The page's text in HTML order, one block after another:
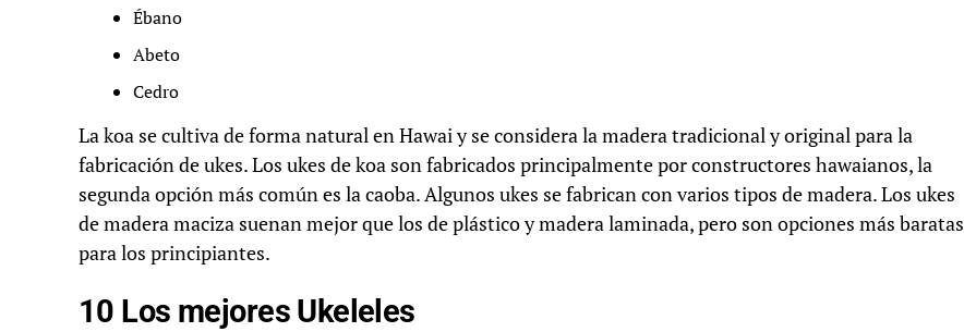
Ébano
Abeto
Cedro
La koa se cultiva de forma natural en Hawai y se considera la madera tradicional y original para la
fabricación de ukes. Los ukes de koa son fabricados principalmente por constructores hawaianos, la
segunda opción más común es la caoba. Algunos ukes se fabrican con varios tipos de madera. Los ukes
de madera maciza suenan mejor que los de plástico y madera laminada, pero son opciones más baratas
para los principiantes.
10 Los mejores Ukeleles